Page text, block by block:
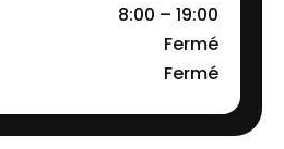
8:00 – 19:00
Fermé
Fermé